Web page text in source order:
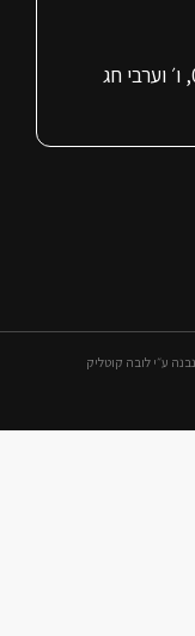
שעות פתיחה: א-ה 09:00-19:00, ו׳ וערבי חג